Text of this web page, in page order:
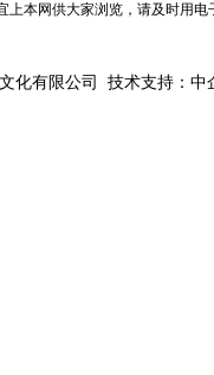
本网供大家浏览，请及时用
化有限公司 技术支持：